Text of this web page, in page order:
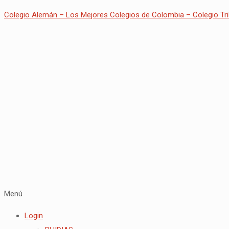
Colegio Alemán – Los Mejores Colegios de Colombia – Colegio
Menú
Login